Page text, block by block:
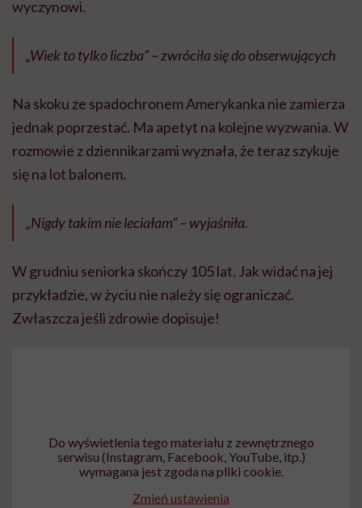
wyczynowi.
„Wiek to tylko liczba” – zwróciła się do obserwujących
Na skoku ze spadochronem Amerykanka nie zamierza
jednak poprzestać. Ma apetyt na kolejne wyzwania. W
rozmowie z dziennikarzami wyznała, że teraz szykuje
się na lot balonem.
„Nigdy takim nie leciałam” – wyjaśniła.
W grudniu seniorka skończy 105 lat. Jak widać na jej
przykładzie, w życiu nie należy się ograniczać.
Zwłaszcza jeśli zdrowie dopisuje!
Do wyświetlenia tego materiału z zewnętrznego
serwisu (Instagram, Facebook, YouTube, itp.)
wymagana jest zgoda na pliki cookie.
Zmień ustawienia